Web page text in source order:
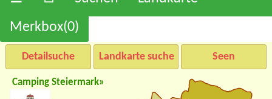
Merkbox(0)
Detailsuche Landkarte suche Seen
Camping Steiermark»